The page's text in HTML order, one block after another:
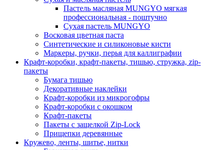
Пастель масляная MUNGYO мягкая
профессиональная - поштучно
Сухая пастель MUNGYO
Восковая цветная паста
Синтетические и силиконовые кисти
Маркеры, ручки, перья для каллиграфии
Крафт-коробки, крафт-пакеты, тишью, стружка, zip-
пакеты
Бумага тишью
Декоративные наклейки
Крафт-коробки из микрогофры
Крафт-коробки с окошком
Крафт-пакеты
Пакеты с защелкой Zip-Lock
Прищепки деревянные
Кружево, ленты, шитье, нитки